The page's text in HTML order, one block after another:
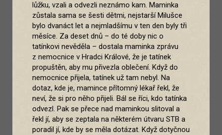
lůžku, vzali a odvezli neznámo kam. Maminka
zůstala sama se šesti dětmi, nejstarší Milušce
bylo dvanáct let a nejmladšímu v ten den byly tři
měsíce. Za deset dnů – do té doby nic o
tatínkovi nevěděla – dostala maminka zprávu
z nemocnice v Hradci Králové, že je tatínek
propuštěn, aby mu přivezla oblečení. Když do
nemocnice přijela, tatínek už tam nebyl. Na
dotaz, kde je, mamince přítomný lékař řekl, že
neví, že si pro něho přijeli. Bál se říci, kdo tatínka
odvezl. Pak se přece nad maminkou slitoval a
řekl jí, aby se zeptala na některém útvaru STB a
poradil jí, kde by se měla dotázat. Když dotyčnou